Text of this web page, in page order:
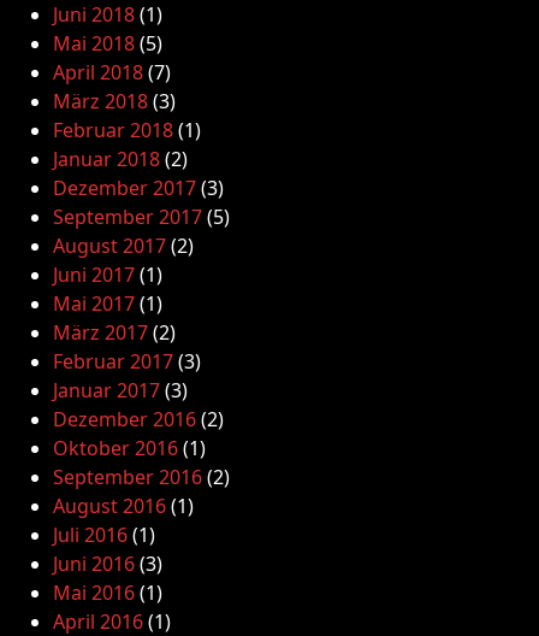
Juni 2018(1)
Mai 2018(5)
April 2018(7)
März 2018(3)
Februar 2018(1)
Januar 2018(2)
Dezember 2017(3)
September 2017(5)
August 2017(2)
Juni 2017(1)
Mai 2017(1)
März 2017(2)
Februar 2017(3)
Januar 2017(3)
Dezember 2016(2)
Oktober 2016(1)
September 2016(2)
August 2016(1)
Juli 2016(1)
Juni 2016(3)
Mai 2016(1)
April 2016(1)